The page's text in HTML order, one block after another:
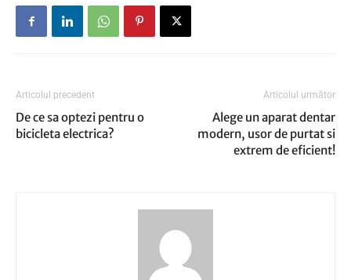
Articolul precedent
De ce sa optezi pentru o
bicicleta electrica?
Articolul următor
Alege un aparat dentar
modern, usor de purtat si
extrem de eficient!